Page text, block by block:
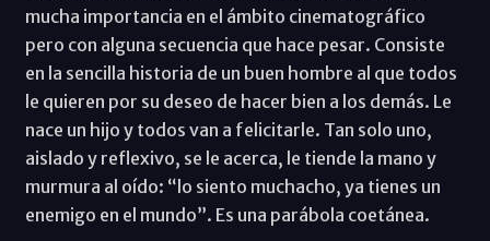
mucha importancia en el ámbito cinematográfico
pero con alguna secuencia que hace pesar. Consiste
en la sencilla historia de un buen hombre al que todos
le quieren por su deseo de hacer bien a los demás. Le
nace un hijo y todos van a felicitarle. Tan solo uno,
aislado y reflexivo, se le acerca, le tiende la mano y
murmura al oído: “lo siento muchacho, ya tienes un
enemigo en el mundo”. Es una parábola coetánea.